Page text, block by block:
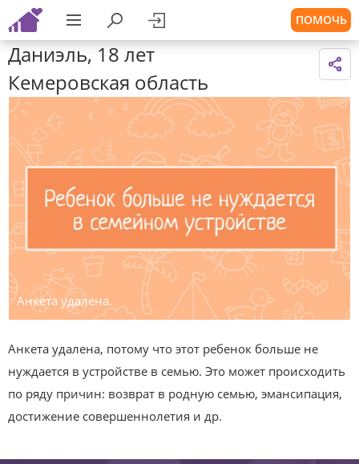
ПОМОЧЬ
Даниэль, 18 лет
Кемеровская область
Анкета удалена.
Анкета удалена, потому что этот ребенок больше не
нуждается в устройстве в семью. Это может происходить
по ряду причин: возврат в родную семью, эмансипация,
достижение совершеннолетия и др.